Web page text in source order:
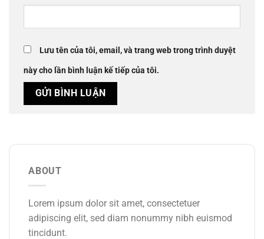
Lưu tên của tôi, email, và trang web trong trình duyệt
này cho lần bình luận kế tiếp của tôi.
ABOUT
Lorem ipsum dolor sit amet, consectetuer
adipiscing elit, sed diam nonummy nibh euismod
tincidunt.